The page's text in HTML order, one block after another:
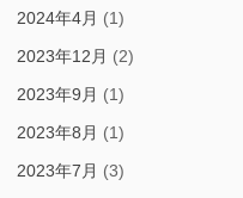
2024年4月 (1)
2023年12月 (2)
2023年9月 (1)
2023年8月 (1)
2023年7月 (3)